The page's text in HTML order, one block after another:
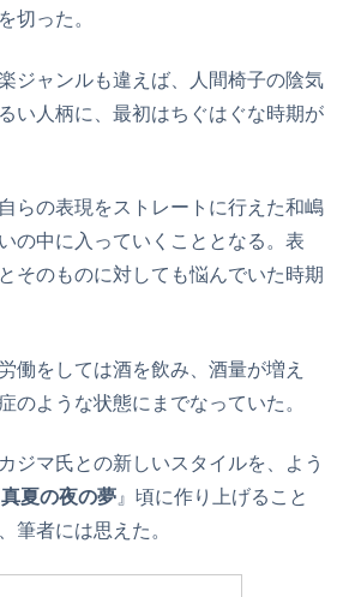
切った。
ジャンルも違えば、人間椅子の陰気
い人柄に、最初はちぐはぐな時期が
らの表現をストレートに行えた和嶋
の中に入っていくこととなる。表
そのものに対しても悩んでいた時期
働をしては酒を飲み、酒量が増え
のような状態にまでなっていた。
ジマ氏との新しいスタイルを、よう
真夏の夜の夢 』頃に作り上げること
筆者には思えた。